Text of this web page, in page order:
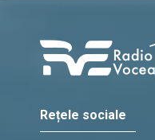
Rețele sociale